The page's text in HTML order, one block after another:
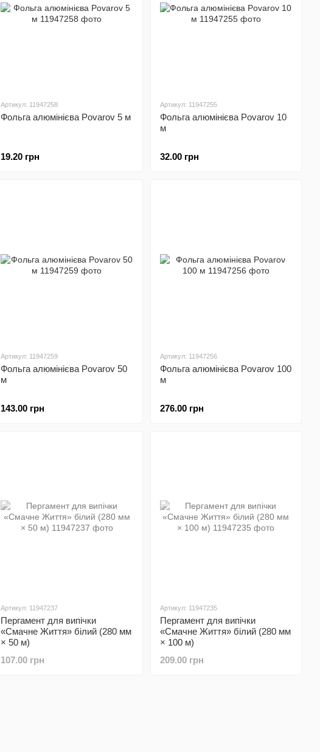
Артикул: 11947258
Фольга алюмінієва Povarov 5 м
19.20 грн
Артикул: 11947255
Фольга алюмінієва Povarov 10
м
32.00 грн
Артикул: 11947259
Фольга алюмінієва Povarov 50
м
143.00 грн
Артикул: 11947256
Фольга алюмінієва Povarov 100
м
276.00 грн
Артикул: 11947237
Пергамент для випічки
«Смачне Життя» білий (280 мм
× 50 м)
107.00 грн
Артикул: 11947235
Пергамент для випічки
«Смачне Життя» білий (280 мм
× 100 м)
209.00 грн